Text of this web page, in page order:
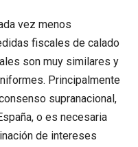
vez menos
fiscales de calado
son muy similares y
Principalmente
supranacional,
o es necesaria
de intereses